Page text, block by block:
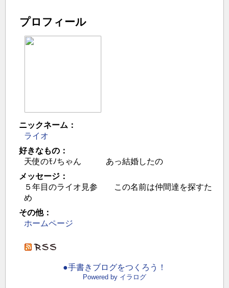
プロフィール
ニックネーム：
ライオ
好きなもの：
天使のﾓﾉちゃん あっ結婚したの
メッセージ：
５年目のライオ見参 この名前は仲間達を探すた
め
その他：
ホームページ
●手書きブログをつくろう！
Powered by イラログ